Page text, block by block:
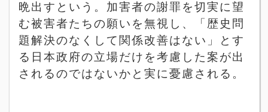
晩出すという。加害者の謝罪を切実に望
む被害者たちの願いを無視し、「歴史問
題解決のなくして関係改善はない」とす
る日本政府の立場だけを考慮した案が出
されるのではないかと実に憂慮される。